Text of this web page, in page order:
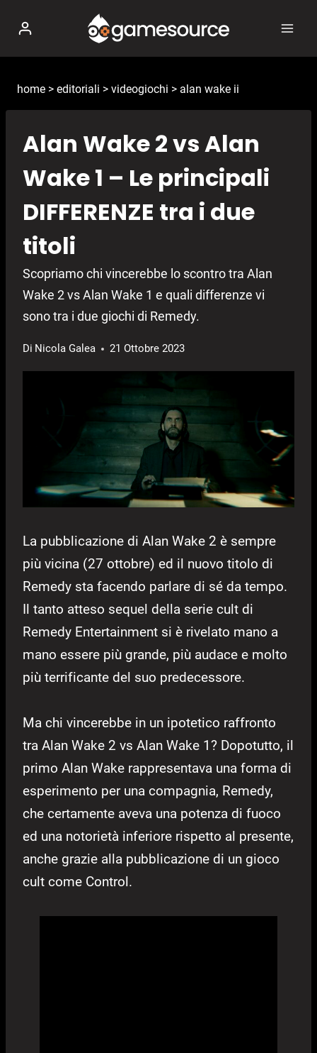
contenuto
home > editoriali > videogiochi > alan wake ii
Alan Wake 2 vs Alan
Wake 1 – Le principali
DIFFERENZE tra i due
titoli
Scopriamo chi vincerebbe lo scontro tra Alan
Wake 2 vs Alan Wake 1 e quali differenze vi
sono tra i due giochi di Remedy.
Di Nicola Galea 21 Ottobre 2023
La pubblicazione di Alan Wake 2 è sempre
più vicina (27 ottobre) ed il nuovo titolo di
Remedy sta facendo parlare di sé da tempo.
Il tanto atteso sequel della serie cult di
Remedy Entertainment si è rivelato mano a
mano essere più grande, più audace e molto
più terrificante del suo predecessore.
Ma chi vincerebbe in un ipotetico raffronto
tra Alan Wake 2 vs Alan Wake 1? Dopotutto, il
primo Alan Wake rappresentava una forma di
esperimento per una compagnia, Remedy,
che certamente aveva una potenza di fuoco
ed una notorietà inferiore rispetto al presente,
anche grazie alla pubblicazione di un gioco
cult come Control.